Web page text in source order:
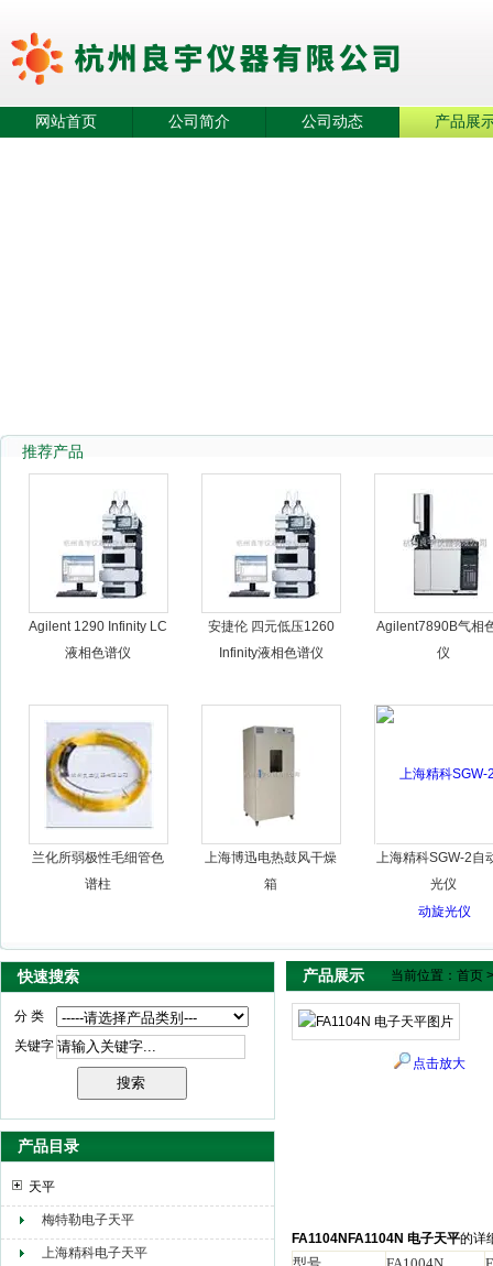
杭州良宇仪器有限公司
网站首页 公司简介 公司动态 产品展
推荐产品
Agilent 1290 Infinity LC
液相色谱仪
安捷伦 四元低压1260
Infinity液相色谱仪
Agilent7890B气相
仪
兰化所弱极性毛细管色
谱柱
上海博迅电热鼓风干燥
箱
上海精科SGW-2自
光仪
快速搜索
分 类
关键字
产品目录
天平
梅特勒电子天平
上海精科电子天平
产品展示 当前位置： 首页
点击放大
FA1104NFA1104N 电子天平的详